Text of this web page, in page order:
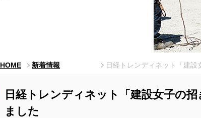
HOME 新着情報 日経トレンディネット「建
日経トレンディネット「建設女子の
ました